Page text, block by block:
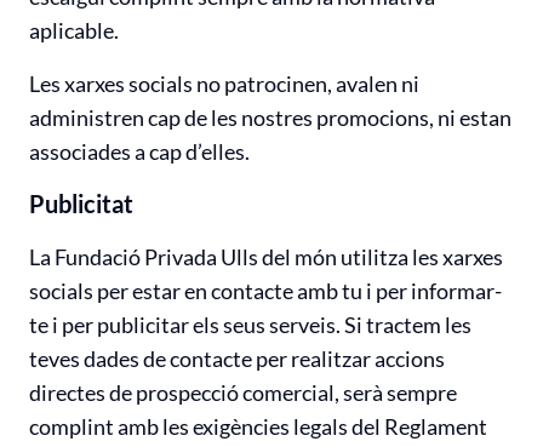
aplicable.
Les xarxes socials no patrocinen, avalen ni
administren cap de les nostres promocions, ni estan
associades a cap d’elles.
Publicitat
La Fundació Privada Ulls del món utilitza les xarxes
socials per estar en contacte amb tu i per informar-
te i per publicitar els seus serveis. Si tractem les
teves dades de contacte per realitzar accions
directes de prospecció comercial, serà sempre
complint amb les exigències legals del Reglament